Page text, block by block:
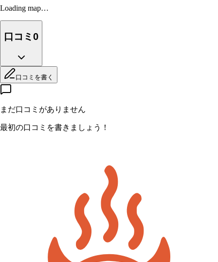
Loading map…
口コミ 0
口コミを書く
まだ口コミがありません
最初の口コミを書きましょう！